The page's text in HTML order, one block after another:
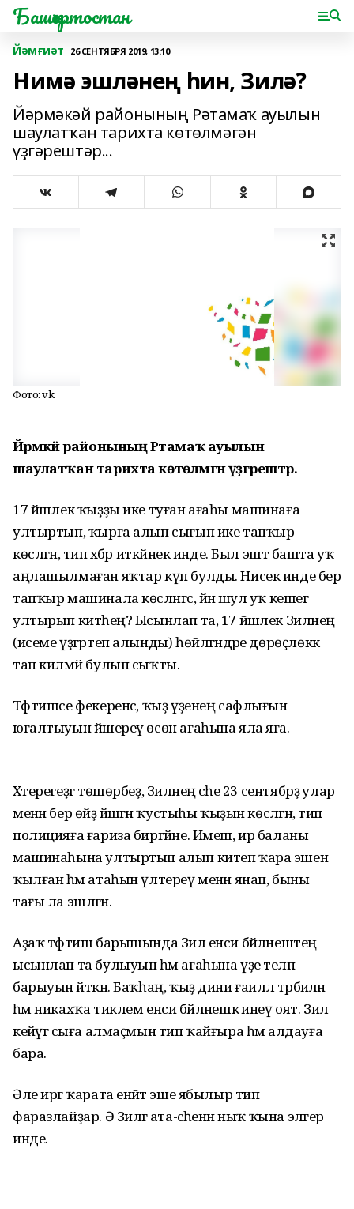
Башҡортостан
Йәмғиәт 26 СЕНТЯБРЯ 2019, 13:10
Нимә эшләнең һин, Зилә?
Йәрмәкәй районының Рәтамаҡ ауылын
шаулатҡан тарихта көтөлмәгән
үҙгәрештәр...
Фото: vk
Йәрмәкәй районының Рәтамаҡ ауылын
шаулатҡан тарихта көтөлмәгән үҙгәрештәр.
17 йәшлек ҡыҙҙы ике туған ағаһы машинаға
ултыртып, ҡырға алып сығып ике тапҡыр
көсләгән, тип хәбәр иткәйнек инде. Был эштә башта уҡ
аңлашылмаған яҡтар күп булды. Нисек инде бер
тапҡыр машинала көсләнгәс, йәнә шул уҡ кешегә
ултырып китәһең? Ысынлап та, 17 йәшлек Зиләнең
(исеме үҙгәртеп алынды) һөйләгәндәре дөрөҫлөккә
тап килмәй булып сыҡты.
Тәфтишсе фекеренсә, ҡыҙ үҙенең сафлығын
юғалтыуын йәшереү өсөн ағаһына яла яға.
Хәтерегеҙгә төшөрбеҙ, Зиләнең әсәһе 23 сентябрҙә улар
менән бер өйҙә йәшәгән ҡустыһы ҡыҙын көсләгән, тип
полицияға ғариза биргәйне. Имеш, ир баланы
машинаһына ултыртып алып китеп ҡара эшен
ҡылған һәм атаһын үлтереү менән янап, быны
тағы ла эшләгән.
Аҙаҡ тәфтиш барышында Зилә енси бәйләнештең
ысынлап та булыуын һәм ағаһына үҙе теләп
барыуын әйткән. Баҡһаң, ҡыҙ дини ғаиләлә тәрбиәләнә
һәм никахҡа тиклем енси бәйләнешкә инеү оят. Зилә
кейәүгә сыға алмаҫмын тип ҡайғыра һәм алдауға
бара.
Әле иргә ҡарата енәйәт эше ябылыр тип
фаразлайҙар. Ә Зиләгә ата-әсәһенән ныҡ ҡына эләгер
инде.